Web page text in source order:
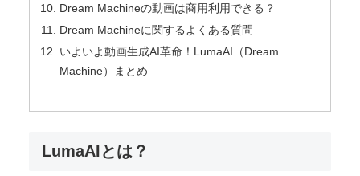
Dream Machineの動画は商用利用できる？
Dream Machineに関するよくある質問
いよいよ動画生成AI革命！LumaAI（Dream
Machine）まとめ
LumaAIとは？